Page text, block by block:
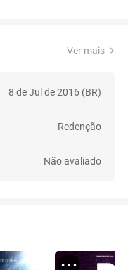
Ver mais
8 de Jul de 2016 (BR)
Redenção
Não avaliado